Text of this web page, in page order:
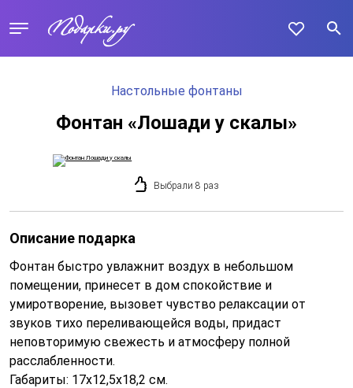
Настольные фонтаны
Фонтан «Лошади у скалы»
Выбрали 8 раз
Описание подарка
Фонтан быстро увлажнит воздух в небольшом
помещении, принесет в дом спокойствие и
умиротворение, вызовет чувство релаксации от
звуков тихо переливающейся воды, придаст
неповторимую свежесть и атмосферу полной
расслабленности.
Габариты: 17х12,5х18,2 см.